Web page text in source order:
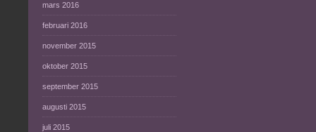
mars 2016
februari 2016
november 2015
oktober 2015
september 2015
augusti 2015
juli 2015